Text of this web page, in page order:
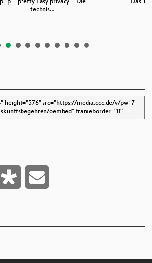
p≡p ≡ pretty Easy privacy ≡ Die
technis…
Das